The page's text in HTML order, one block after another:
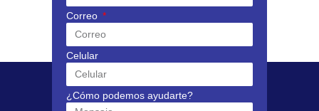
Correo
Celular
¿Cómo podemos ayudarte?